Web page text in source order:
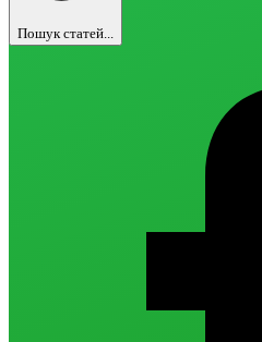
Пошук статей...